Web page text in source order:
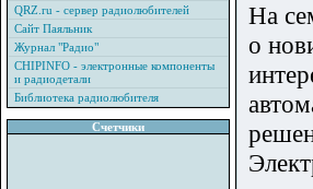
QRZ.ru - сервер радиолюбителей
Сайт Паяльник
Журнал "Радио"
CHIPINFO - электронные компоненты
и радиодетали
Библиотека радиолюбителя
Счетчики
На
о